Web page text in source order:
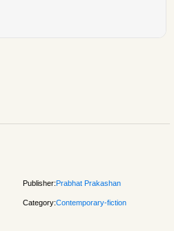
Publisher:Prabhat Prakashan
Category:Contemporary-fiction